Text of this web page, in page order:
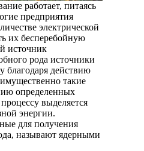
работает, питаясь
предприятия
электрической
их бесперебойную
источник
рода источники
благодаря действию
такие
определенных
выделяется
энергии.
для получения
называют ядерными